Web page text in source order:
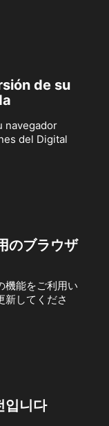
de su
navegador
del Digital
のブラウザ
機能をご利用い
新してくださ
입니다